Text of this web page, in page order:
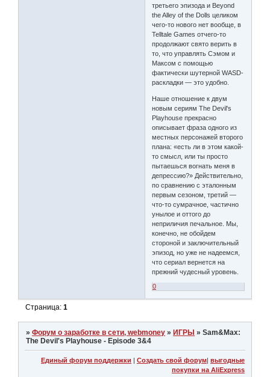
третьего эпизода и Beyond
the Alley of the Dolls целиком
чего-то нового нет вообще, в
Telltale Games отчего-то
продолжают свято верить в
то, что управлять Сэмом и
Максом с помощью
фактически шутерной WASD-
раскладки — это удобно.
Наше отношение к двум
новым сериям The Devil's
Playhouse прекрасно
описывает фраза одного из
местных персонажей второго
плана: «есть ли в этом какой-
то смысл, или ты просто
пытаешься вогнать меня в
депрессию?» Действительно,
по сравнению с эталонным
первым сезоном, третий —
что-то сумрачное, частично
унылое и оттого до
неприличия печальное. Мы,
конечно, не обойдем
стороной и заключительный
эпизод, но уже не надеемся,
что сериал вернется на
прежний чудесный уровень.
0
Страница:1
»Форум о заработке в сети, webmoney » ИГРЫ »Sam&Max:
The Devil's Playhouse - Episode 3&4
Единый форум поддержки | Создать свой форум| выгодные
покупки на AliExpress